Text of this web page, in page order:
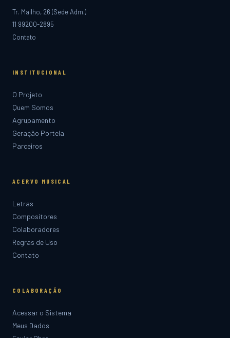
Tr. Mailho, 26 (Sede Adm.)
11 99200-2895
Contato
INSTITUCIONAL
O Projeto
Quem Somos
Agrupamento
Geração Portela
Parceiros
ACERVO MUSICAL
Letras
Compositores
Colaboradores
Regras de Uso
Contato
COLABORAÇÃO
Acessar o Sistema
Meus Dados